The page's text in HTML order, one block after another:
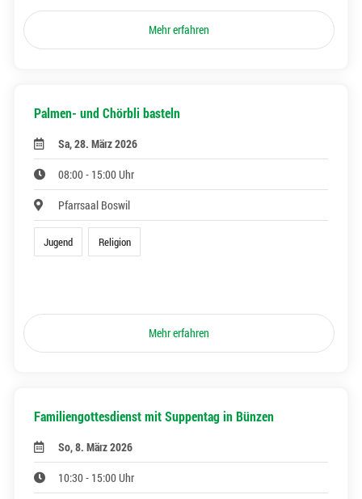
Mehr erfahren
Palmen- und Chörbli basteln
Sa, 28. März 2026
08:00 - 15:00 Uhr
Pfarrsaal Boswil
Jugend Religion
Mehr erfahren
Familiengottesdienst mit Suppentag in Bünzen
So, 8. März 2026
10:30 - 15:00 Uhr